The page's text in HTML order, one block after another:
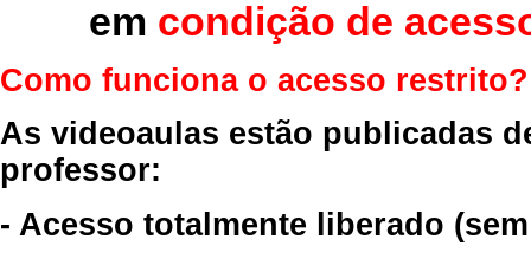
em condição de
Como funciona o acesso restrito?
As videoaulas estão publicadas
professor:
- Acesso totalmente liberado